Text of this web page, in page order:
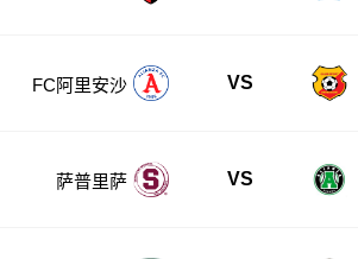
FC阿里安沙 VS
萨普里萨 VS